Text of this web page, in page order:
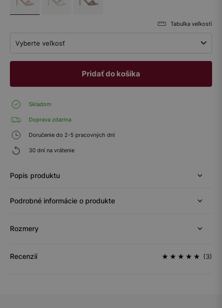
Tabuľka veľkostí
Vyberte veľkosť
Pridať do košíka
Skladom
Doprava zdarma
Doručenie do 2-5 pracovných dní
30 dní na vrátenie
Popis produktu
Podrobné informácie o produkte
Rozmery
Recenzií (3)